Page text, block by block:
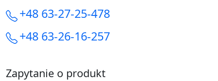
+48 63-27-25-478
+48 63-26-16-257
Zapytanie o produkt